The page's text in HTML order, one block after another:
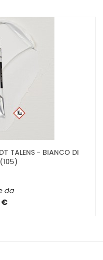
TALENS - BIANCO DI
da
€